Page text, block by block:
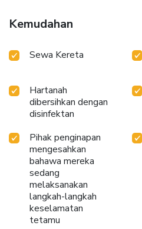
Kemudahan
Sewa Kereta
Hartanah
dibersihkan dengan
disinfektan
Pihak penginapan
mengesahkan
bahawa mereka
sedang
melaksanakan
langkah-langkah
keselamatan
tetamu